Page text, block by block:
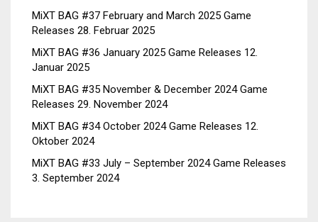
MiXT BAG #37 February and March 2025 Game
Releases 28. Februar 2025
MiXT BAG #36 January 2025 Game Releases 12.
Januar 2025
MiXT BAG #35 November & December 2024 Game
Releases 29. November 2024
MiXT BAG #34 October 2024 Game Releases 12.
Oktober 2024
MiXT BAG #33 July – September 2024 Game Releases
3. September 2024